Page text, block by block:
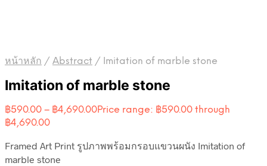
หน้าหลัก / Abstract / Imitation of marble stone
Imitation of marble stone
฿590.00 – ฿4,690.00Price range: ฿590.00 through
฿4,690.00
Framed Art Print รูปภาพพร้อมกรอบแขวนผนัง Imitation of
marble stone